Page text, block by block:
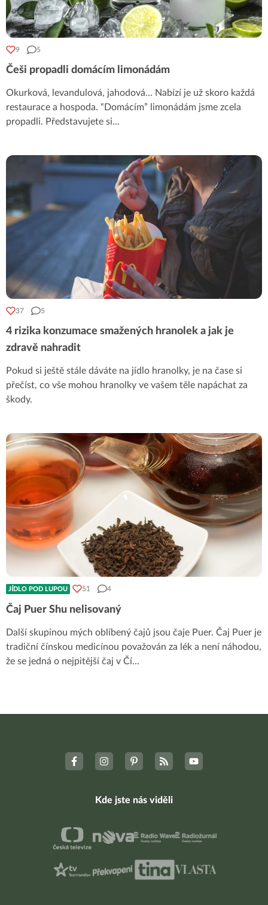
9 5
Češi propadli domácím limonádám
Okurková, levandulová, jahodová… Nabízí je už skoro každá
restaurace a hospoda. “Domácím” limonádám jsme zcela
propadli. Představujete si...
37 5
4 rizika konzumace smažených hranolek a jak je
zdravě nahradit
Pokud si ještě stále dáváte na jídlo hranolky, je na čase si
přečíst, co vše mohou hranolky ve vašem těle napáchat za
škody.
JÍDLO POD LUPOU 51 4
Čaj Puer Shu nelisovaný
Další skupinou mých oblíbený čajů jsou čaje Puer. Čaj Puer je
tradiční čínskou medicínou považován za lék a není náhodou,
že se jedná o nejpitější čaj v Čí...
Kde jste nás viděli